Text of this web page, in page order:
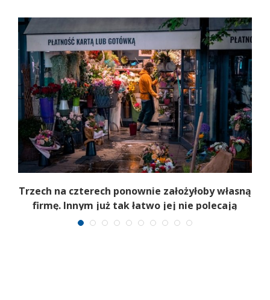
Trzech na czterech ponownie założyłoby własną
firmę. Innym już tak łatwo jej nie polecają